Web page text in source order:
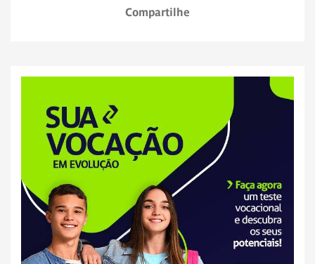
Compartilhe